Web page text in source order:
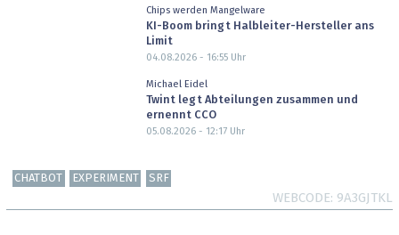
Chips werden Mangelware
KI-Boom bringt Halbleiter-Hersteller ans
Limit
04.08.2026 - 16:55Uhr
Michael Eidel
Twint legt Abteilungen zusammen und
ernennt CCO
05.08.2026 - 12:17Uhr
CHATBOT EXPERIMENT SRF
WEBCODE 9A3GJTKL